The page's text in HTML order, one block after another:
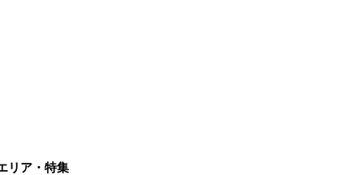
リア・特集